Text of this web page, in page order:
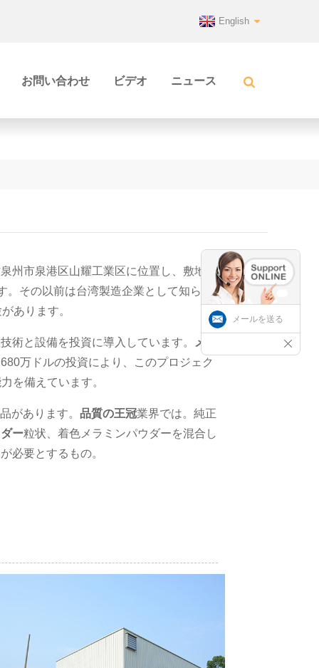
English
お問い合わせ ビデオ ニュース
州市泉港区山耀工業区に位置し、敷地面
。その以前は台湾製造企業として知られ
あります。
術と設備を投資に導入しています。
メラ
万ドルの投資により、このプロジェク
を備えています。
があります。 品質の王冠業界では。純正
ー粒状、着色メラミンパウダーを混合し
必要とするもの。
メールを送る